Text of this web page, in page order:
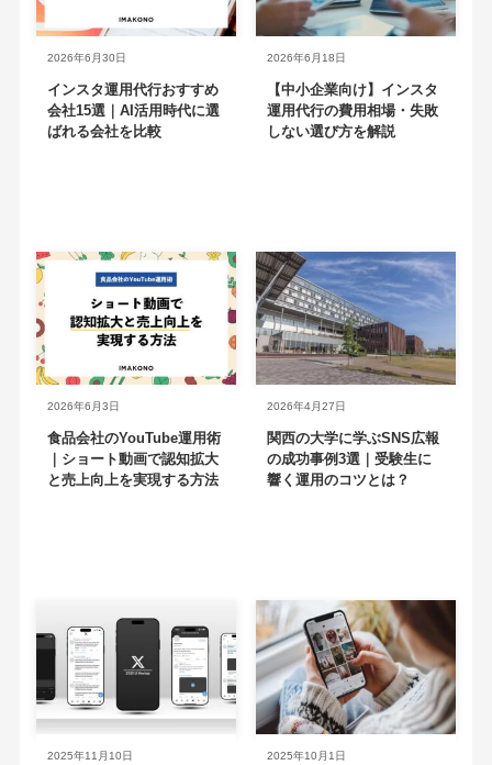
インスタ運用代行おすすめ
会社15選｜AI活用時代に選
ばれる会社を比較
2026年6月30日
【中小企業向け】インスタ
運用代行の費用相場・失敗
しない選び方を解説
2026年6月18日
食品会社のYouTube運用術
｜ショート動画で認知拡大
と売上向上を実現する方法
2026年6月3日
関西の大学に学ぶSNS広報
の成功事例3選｜受験生に
響く運用のコツとは？
2026年4月27日
2025年11月10日 2025年10月1日